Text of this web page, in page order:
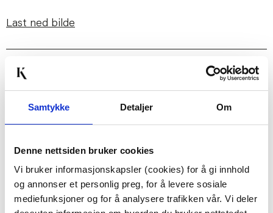
Samtykke Detaljer Om
Denne nettsiden bruker cookies
Vi bruker informasjonskapsler (cookies) for å gi innhold
og annonser et personlig preg, for å levere sosiale
mediefunksjoner og for å analysere trafikken vår. Vi deler
Last ned bilde
Passer med